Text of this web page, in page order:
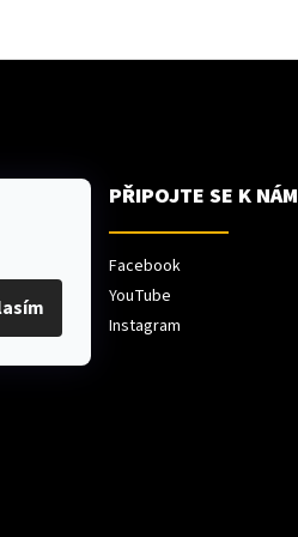
PŘIPOJTE SE K NÁM
Facebook
YouTube
Instagram